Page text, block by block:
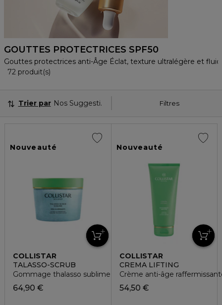
GOUTTES PROTECTRICES SPF50
Gouttes protectrices anti-Âge Éclat, texture ultralégère et
72 produit(s)
Filtres
Trier par Nos Suggestions
Nouveauté
COLLISTAR
TALASSO-SCRUB
Gommage thalasso sublime hydratant et illuminateur
64,90 €
Nouveauté
COLLISTAR
CREMA LIFTING
Crème anti-âge
54,50 €